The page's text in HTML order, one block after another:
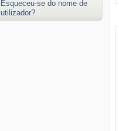
Esqueceu-se do nome de
utilizador?